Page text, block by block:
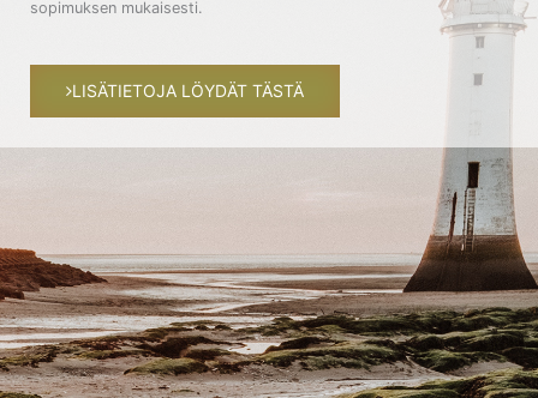
sopimuksen mukaisesti.
LISÄTIETOJA LÖYDÄT TÄSTÄ